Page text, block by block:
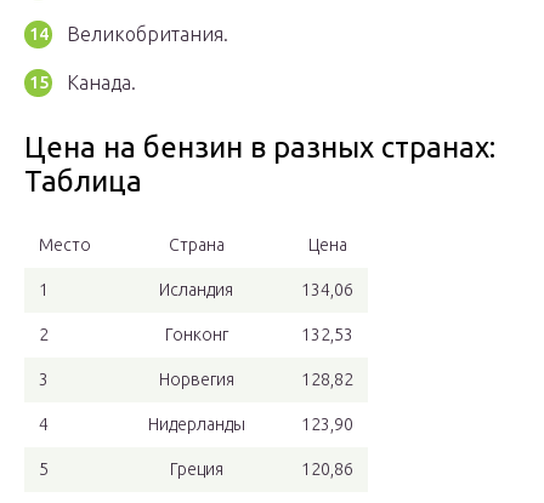
Великобритания.
Канада.
Цена на бензин в разных странах:
Таблица
Место Страна Цена
1 Исландия 134,06
2 Гонконг 132,53
3 Норвегия 128,82
4 Нидерланды 123,90
5 Греция 120,86